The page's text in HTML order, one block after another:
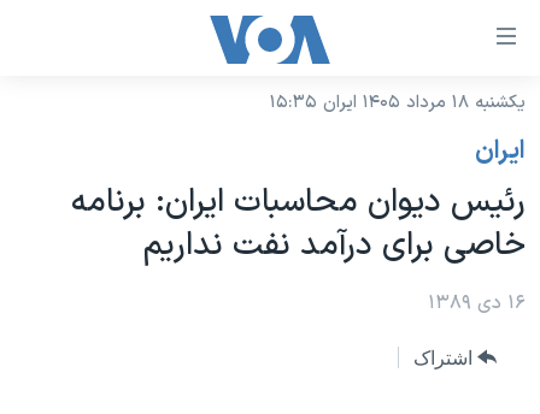
لینکهای
دسترسی
جهش
محتوای
اصلی
به
اصلی
نسخه سبک وب‌سایت
موضوع ها
ایران
آمریکا
جهان
برنامه های تلویزیونی
جدول برنامه ها
صفحه‌های ویژه
یکشنبه ۱۸ مرداد ۱۴۰۵ ایران ۱۵:۳۵
ايران
رئیس دیوان محاسبات ایران: برنامه
خاصی برای درآمد نفت نداریم
۱۶ دی ۱۳۸۹
اشتراک